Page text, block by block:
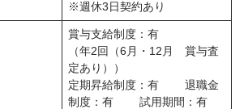
※週休3日契約あり
賞与支給制度：有
（年2回（6月・12月 賞与査
定あり））
定期昇給制度：有 退職金
制度：有 試用期間：有